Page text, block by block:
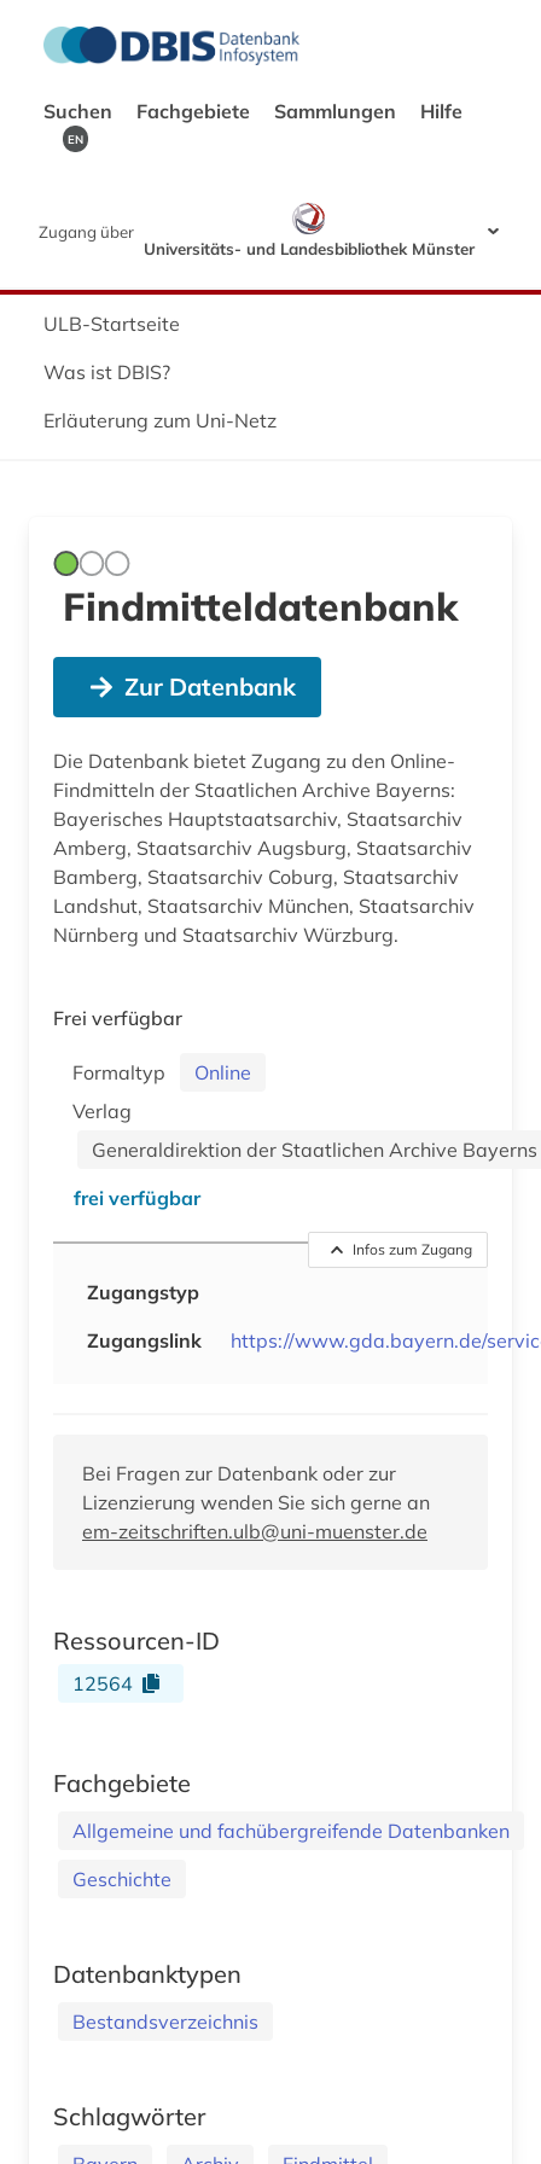
Suchen Fachgebiete Sammlungen Hilfe
EN
Zugang über
Universitäts- und Landesbibliothek Münster
ULB-Startseite
Was ist DBIS?
Erläuterung zum Uni-Netz
Findmitteldatenbank
Zur Datenbank
Die Datenbank bietet Zugang zu den Online-
Findmitteln der Staatlichen Archive Bayerns:
Bayerisches Hauptstaatsarchiv, Staatsarchiv
Amberg, Staatsarchiv Augsburg, Staatsarchiv
Bamberg, Staatsarchiv Coburg, Staatsarchiv
Landshut, Staatsarchiv München, Staatsarchiv
Nürnberg und Staatsarchiv Würzburg.
Frei verfügbar
Formaltyp
Online
Verlag
Generaldirektion der Staatlichen Archive Bayerns
frei verfügbar
Infos zum Zugang
Zugangstyp
Zugangslink
https://www.gda.bayern.de/
Bei Fragen zur Datenbank oder zur
Lizenzierung wenden Sie sich gerne an
em-zeitschriften.ulb@uni-muenster.de
Ressourcen-ID
12564
Fachgebiete
Allgemeine und fachübergreifende Datenbanken
Geschichte
Datenbanktypen
Bestandsverzeichnis
Schlagwörter